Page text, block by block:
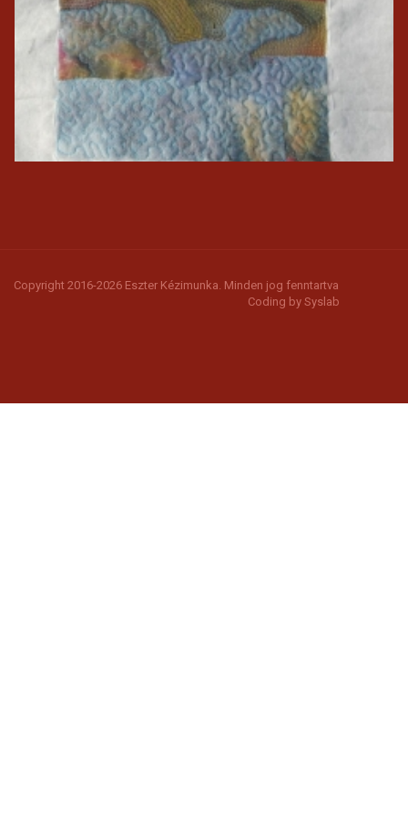
Copyright 2016-2026 Eszter Kézimunka. Minden jog fenntartva
Coding by Syslab